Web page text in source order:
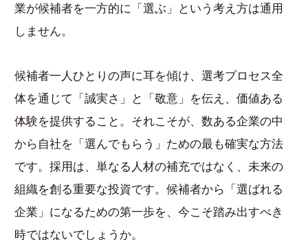
業が候補者を一方的に「選ぶ」という考え方は通用
しません。
候補者一人ひとりの声に耳を傾け、選考プロセス全
体を通じて「誠実さ」と「敬意」を伝え、価値ある
体験を提供すること。それこそが、数ある企業の中
から自社を「選んでもらう」ための最も確実な方法
です。採用は、単なる人材の補充ではなく、未来の
組織を創る重要な投資です。候補者から「選ばれる
企業」になるための第一歩を、今こそ踏み出すべき
時ではないでしょうか。